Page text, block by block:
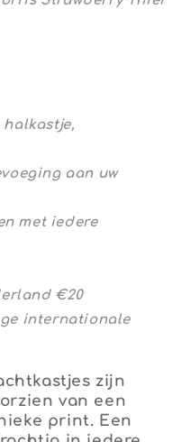
aan uw
met iedere
€20
internationale
zijn
van een
print. Een